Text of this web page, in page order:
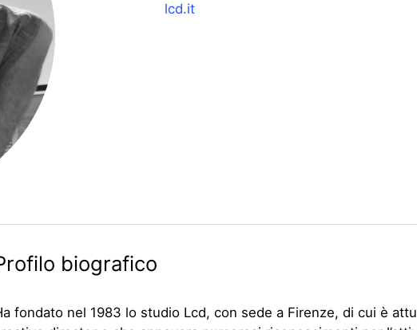
lcd.it
biografico
fondato nel 1983 lo studio Lcd, con sede a Firenze, di cui è